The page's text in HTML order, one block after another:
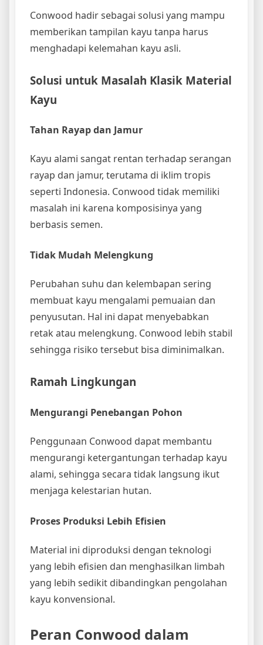
Conwood hadir sebagai solusi yang mampu
memberikan tampilan kayu tanpa harus
menghadapi kelemahan kayu asli.
Solusi untuk Masalah Klasik Material
Kayu
Tahan Rayap dan Jamur
Kayu alami sangat rentan terhadap serangan
rayap dan jamur, terutama di iklim tropis
seperti Indonesia. Conwood tidak memiliki
masalah ini karena komposisinya yang
berbasis semen.
Tidak Mudah Melengkung
Perubahan suhu dan kelembapan sering
membuat kayu mengalami pemuaian dan
penyusutan. Hal ini dapat menyebabkan
retak atau melengkung. Conwood lebih stabil
sehingga risiko tersebut bisa diminimalkan.
Ramah Lingkungan
Mengurangi Penebangan Pohon
Penggunaan Conwood dapat membantu
mengurangi ketergantungan terhadap kayu
alami, sehingga secara tidak langsung ikut
menjaga kelestarian hutan.
Proses Produksi Lebih Efisien
Material ini diproduksi dengan teknologi
yang lebih efisien dan menghasilkan limbah
yang lebih sedikit dibandingkan pengolahan
kayu konvensional.
Peran Conwood dalam